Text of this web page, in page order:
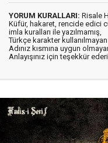
YORUM KURALLARI: Risale
Küfür, hakaret, rencide edici
imla kuralları ile yazılmamış,
Türkçe karakter kullanılmayan
Adınız kısmına uygun
Anlayışınız için teşekkür